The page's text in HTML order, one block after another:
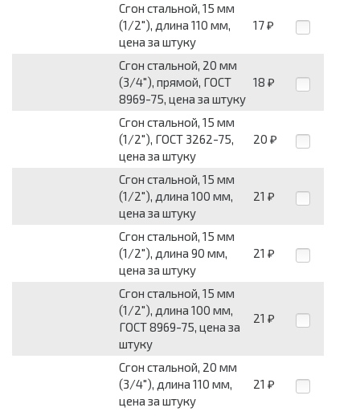
Сгон стальной, 15 мм
(1/2"), длина 110 мм,
цена за штуку
17 ₽
Сгон стальной, 20 мм
(3/4"), прямой, ГОСТ
8969-75, цена за штуку
18 ₽
Сгон стальной, 15 мм
(1/2"), ГОСТ 3262-75,
цена за штуку
20 ₽
Сгон стальной, 15 мм
(1/2"), длина 100 мм,
цена за штуку
21 ₽
Сгон стальной, 15 мм
(1/2"), длина 90 мм,
цена за штуку
21 ₽
Сгон стальной, 15 мм
(1/2"), длина 100 мм,
ГОСТ 8969-75, цена за
штуку
21 ₽
Сгон стальной, 20 мм
(3/4"), длина 110 мм,
цена за штуку
21 ₽